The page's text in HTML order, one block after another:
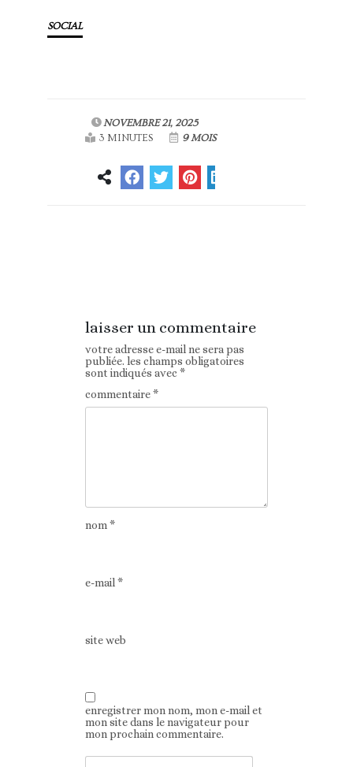
SOCIAL
NOVEMBRE 21, 2025
3 MINUTES
9 MOIS
laisser un commentaire
votre adresse e-mail ne sera pas
publiée. les champs obligatoires
sont indiqués avec*
commentaire*
nom*
e-mail*
site web
enregistrer mon nom, mon e-mail et
mon site dans le navigateur pour
mon prochain commentaire.